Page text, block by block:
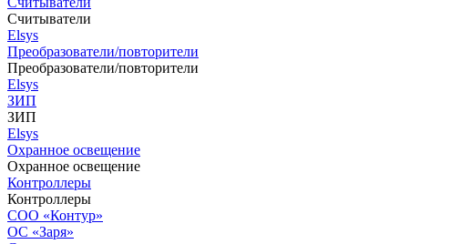
Считыватели
Elsys
Преобразователи/повторители
Преобразователи/повторители
Elsys
ЗИП
ЗИП
Elsys
Охранное освещение
Охранное освещение
Контроллеры
Контроллеры
СОО «Контур»
ОС «Заря»